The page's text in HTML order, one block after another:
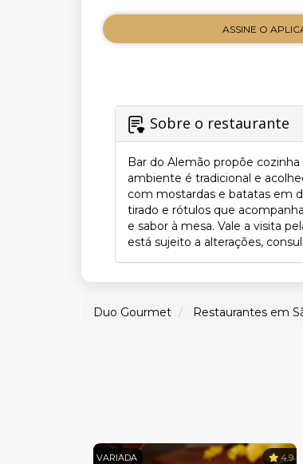
ASSINE O
Sobre o restaurante
Bar do Alemão propõe
ambiente é tradicional e
com mostardas e batatas em
tirado e rótulos que
e sabor à mesa. Vale a visita
está sujeito a alterações,
Duo Gourmet Restaurantes em
VARIADA 4.9